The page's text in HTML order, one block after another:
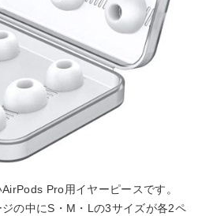
Pro用イヤーピースです。
の中にS・M・Lの3サイズが各2ペ